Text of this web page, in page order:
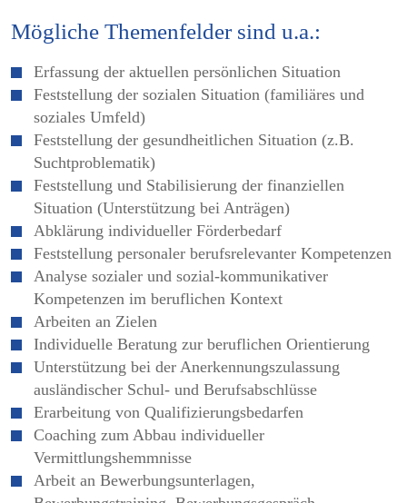
Mögliche Themenfelder sind u.a.:
Erfassung der aktuellen persönlichen Situation
Feststellung der sozialen Situation (familiäres und
soziales Umfeld)
Feststellung der gesundheitlichen Situation (z.B.
Suchtproblematik)
Feststellung und Stabilisierung der finanziellen
Situation (Unterstützung bei Anträgen)
Abklärung individueller Förderbedarf
Feststellung personaler berufsrelevanter Kompetenzen
Analyse sozialer und sozial-kommunikativer
Kompetenzen im beruflichen Kontext
Arbeiten an Zielen
Individuelle Beratung zur beruflichen Orientierung
Unterstützung bei der Anerkennungszulassung
ausländischer Schul- und Berufsabschlüsse
Erarbeitung von Qualifizierungsbedarfen
Coaching zum Abbau individueller
Vermittlungshemmnisse
Arbeit an Bewerbungsunterlagen,